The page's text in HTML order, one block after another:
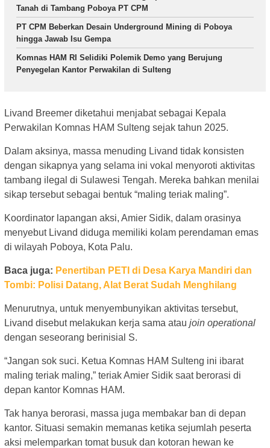
Tanah di Tambang Poboya PT CPM
PT CPM Beberkan Desain Underground Mining di Poboya
hingga Jawab Isu Gempa
Komnas HAM RI Selidiki Polemik Demo yang Berujung
Penyegelan Kantor Perwakilan di Sulteng
Livand Breemer diketahui menjabat sebagai Kepala
Perwakilan Komnas HAM Sulteng sejak tahun 2025.
Dalam aksinya, massa menuding Livand tidak konsisten
dengan sikapnya yang selama ini vokal menyoroti aktivitas
tambang ilegal di Sulawesi Tengah. Mereka bahkan menilai
sikap tersebut sebagai bentuk “maling teriak maling”.
Koordinator lapangan aksi, Amier Sidik, dalam orasinya
menyebut Livand diduga memiliki kolam perendaman emas
di wilayah Poboya, Kota Palu.
Baca juga: Penertiban PETI di Desa Karya Mandiri dan
Tombi: Polisi Datang, Alat Berat Sudah Menghilang
Menurutnya, untuk menyembunyikan aktivitas tersebut,
Livand disebut melakukan kerja sama atau join operational
dengan seseorang berinisial S.
“Jangan sok suci. Ketua Komnas HAM Sulteng ini ibarat
maling teriak maling,” teriak Amier Sidik saat berorasi di
depan kantor Komnas HAM.
Tak hanya berorasi, massa juga membakar ban di depan
kantor. Situasi semakin memanas ketika sejumlah peserta
aksi melemparkan tomat busuk dan kotoran hewan ke